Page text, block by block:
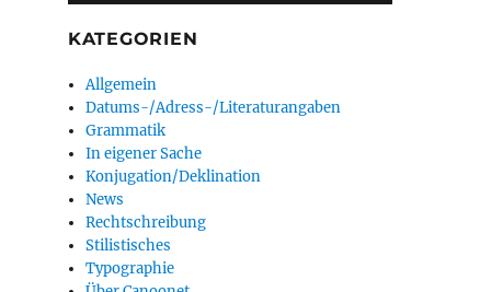
KATEGORIEN
Allgemein
Datums-/Adress-/Literaturangaben
Grammatik
In eigener Sache
Konjugation/Deklination
News
Rechtschreibung
Stilistisches
Typographie